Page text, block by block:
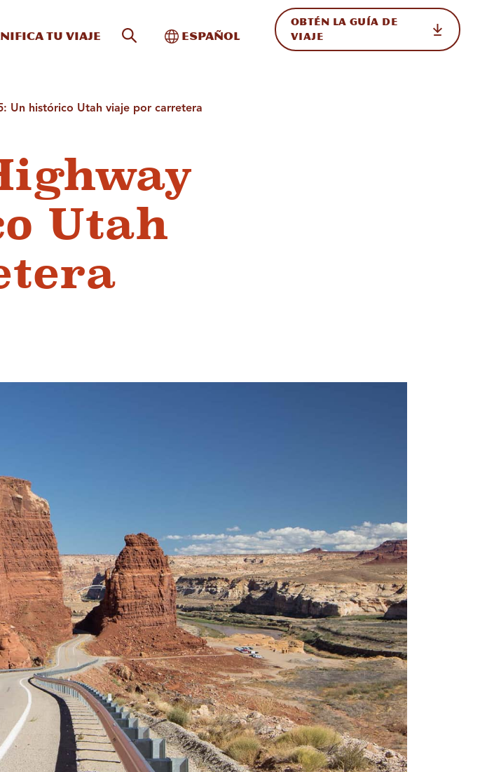
tu viaje Búsqueda en el sitio
Alternar Internacional
Español
OBTÉN LA GUÍA DE
VIAJE
Un histórico Utah viaje por carretera
Utah